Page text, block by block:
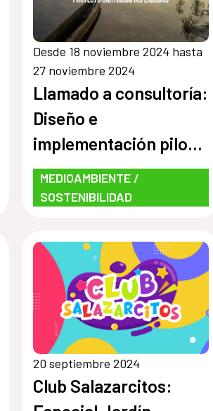
Desde 18 noviembre 2024 hasta
27 noviembre 2024
Llamado a consultoría:
Diseño e
implementación piloto
de una Guía de
Educación Ambiental
los valores
ambientales,
socioculturales y los
servicios
ecosistémicos
vinculados a los
humedales del
MEDIOAMBIENTE /
SOSTENIBILIDAD
20 septiembre 2024
Club Salazarcitos: